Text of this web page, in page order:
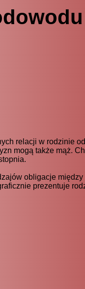
relacji w rodzinie
mogą także mąż.
obligacje
prezentuje